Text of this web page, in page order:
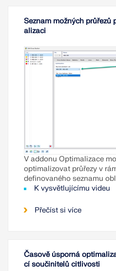
Seznam možných průřezů
alizaci
V addonu Optimalizace
optimalizovat průřezy v
definovaného seznamu
K vysvětlujícímu videu
Přečíst si více
Časově úsporná
cí součinitelů citlivosti